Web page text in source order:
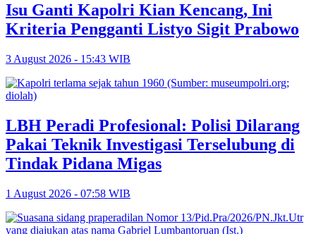
Isu Ganti Kapolri Kian Kencang, Ini
Kriteria Pengganti Listyo Sigit Prabowo
3 August 2026 - 15:43 WIB
LBH Peradi Profesional: Polisi Dilarang
Pakai Teknik Investigasi Terselubung di
Tindak Pidana Migas
1 August 2026 - 07:58 WIB